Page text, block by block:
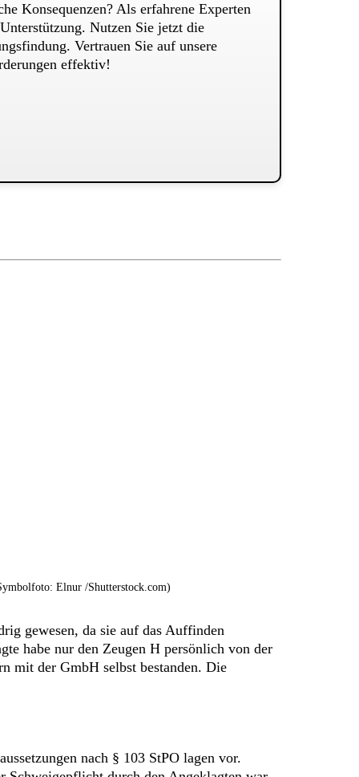
Konsequenzen? Als erfahrene Experten
Nutzen Sie jetzt die
Vertrauen Sie auf unsere
effektiv!
Elnur /Shutterstock.com)
gewesen, da sie auf das Auffinden
habe nur den Zeugen H persönlich von der
mit der GmbH selbst bestanden. Die
nach § 103 StPO lagen vor.